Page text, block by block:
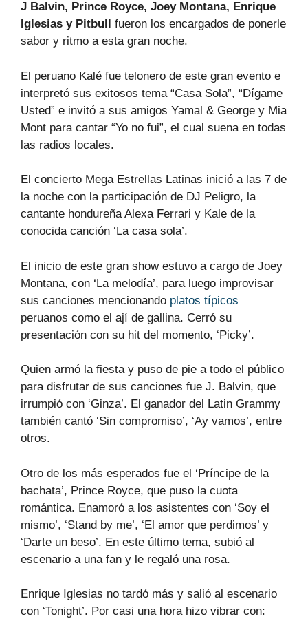
J Balvin, Prince Royce, Joey Montana, Enrique
Iglesias y Pitbull fueron los encargados de ponerle
sabor y ritmo a esta gran noche.
El peruano Kalé fue telonero de este gran evento e
interpretó sus exitosos tema “Casa Sola”, “Dígame
Usted” e invitó a sus amigos Yamal & George y Mia
Mont para cantar “Yo no fui”, el cual suena en todas
las radios locales.
El concierto Mega Estrellas Latinas inició a las 7 de
la noche con la participación de DJ Peligro, la
cantante hondureña Alexa Ferrari y Kale de la
conocida canción ‘La casa sola’.
El inicio de este gran show estuvo a cargo de Joey
Montana, con ‘La melodía’, para luego improvisar
sus canciones mencionando platos típicos
peruanos como el ají de gallina. Cerró su
presentación con su hit del momento, ‘Picky’.
Quien armó la fiesta y puso de pie a todo el público
para disfrutar de sus canciones fue J. Balvin, que
irrumpió con ‘Ginza’. El ganador del Latin Grammy
también cantó ‘Sin compromiso’, ‘Ay vamos’, entre
otros.
Otro de los más esperados fue el ‘Príncipe de la
bachata’, Prince Royce, que puso la cuota
romántica. Enamoró a los asistentes con ‘Soy el
mismo’, ‘Stand by me’, ‘El amor que perdimos’ y
‘Darte un beso’. En este último tema, subió al
escenario a una fan y le regaló una rosa.
Enrique Iglesias no tardó más y salió al escenario
con ‘Tonight’. Por casi una hora hizo vibrar con: